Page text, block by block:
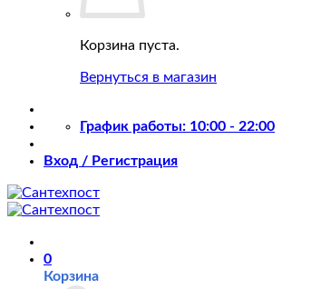
Корзина пуста.
Вернуться в магазин
График работы: 10:00 - 22:00
Вход / Регистрация
0
Корзина